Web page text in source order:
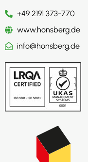
+49 2191 373-770
www.honsberg.de
info@honsberg.de